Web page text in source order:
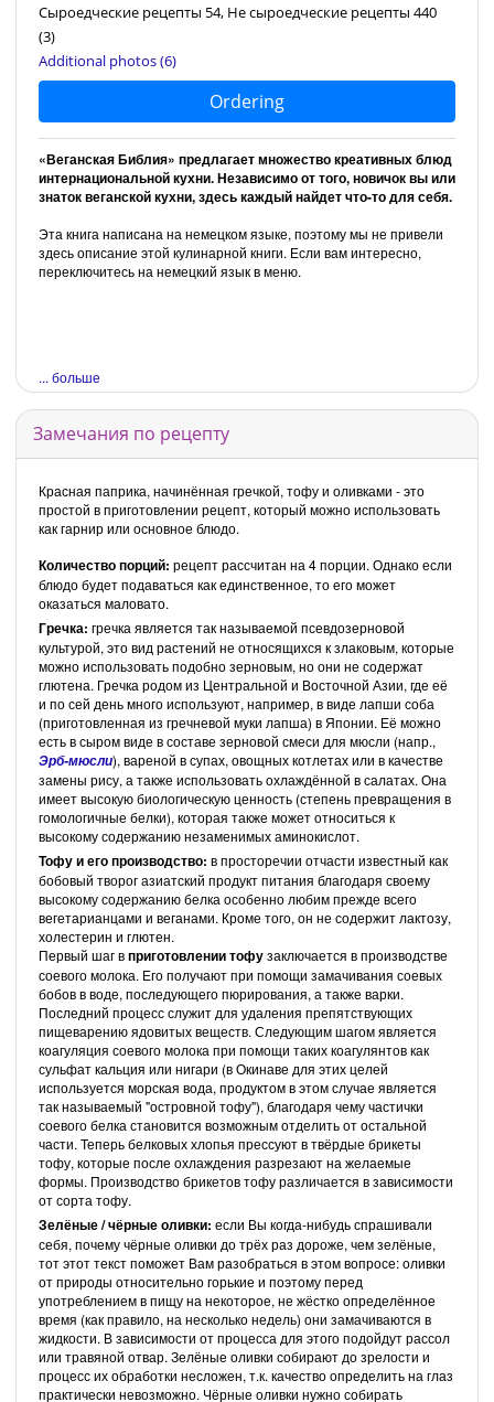
Сыроедческие рецепты 54, Не сыроедческие рецепты 440
(3)
Additional photos (6)
Ordering
«Веганская Библия» предлагает множество креативных блюд
интернациональной кухни. Независимо от того, новичок вы или
знаток веганской кухни, здесь каждый найдет что-то для себя.
Эта книга написана на немецком языке, поэтому мы не привели
здесь описание этой кулинарной книги. Если вам интересно,
переключитесь на немецкий язык в меню.
... больше
Замечания по рецепту
Красная паприка, начинённая гречкой, тофу и оливками - это
простой в приготовлении рецепт, который можно использовать
как гарнир или основное блюдо.
Количество порций: рецепт рассчитан на 4 порции. Однако если
блюдо будет подаваться как единственное, то его может
оказаться маловато.
Гречка: гречка является так называемой псевдозерновой
культурой, это вид растений не относящихся к злаковым, которые
можно использовать подобно зерновым, но они не содержат
глютена. Гречка родом из Центральной и Восточной Азии, где её
и по сей день много используют, например, в виде лапши соба
(приготовленная из гречневой муки лапша) в Японии. Её можно
есть в сыром виде в составе зерновой смеси для мюсли (напр.,
Эрб-мюсли), вареной в супах, овощных котлетах или в качестве
замены рису, а также использовать охлаждённой в салатах. Она
имеет высокую биологическую ценность (степень превращения в
гомологичные белки), которая также может относиться к
высокому содержанию незаменимых аминокислот.
Тофу и его производство: в просторечии отчасти известный как
бобовый творог азиатский продукт питания благодаря своему
высокому содержанию белка особенно любим прежде всего
вегетарианцами и веганами. Кроме того, он не содержит лактозу,
холестерин и глютен.
Первый шаг вприготовлении тофузаключается в производстве
соевого молока. Его получают при помощи замачивания соевых
бобов в воде, последующего пюрирования, а также варки.
Последний процесс служит для удаления препятствующих
пищеварению ядовитых веществ. Следующим шагом является
коагуляция соевого молока при помощи таких коагулянтов как
сульфат кальция или нигари (в Окинаве для этих целей
используется морская вода, продуктом в этом случае является
так называемый "островной тофу"), благодаря чему частички
соевого белка становится возможным отделить от остальной
части. Теперь белковых хлопья прессуют в твёрдые брикеты
тофу, которые после охлаждения разрезают на желаемые
формы. Производство брикетов тофу различается в зависимости
от сорта тофу.
Зелёные / чёрные оливки: если Вы когда-нибудь спрашивали
себя, почему чёрные оливки до трёх раз дороже, чем зелёные,
тот этот текст поможет Вам разобраться в этом вопросе: оливки
от природы относительно горькие и поэтому перед
употреблением в пищу на некоторое, не жёстко определённое
время (как правило, на несколько недель) они замачиваются в
жидкости. В зависимости от процесса для этого подойдут рассол
или травяной отвар. Зелёные оливки собирают до зрелости и
процесс их обработки несложен, т.к. качество определить на глаз
практически невозможно. Чёрные оливки нужно собирать